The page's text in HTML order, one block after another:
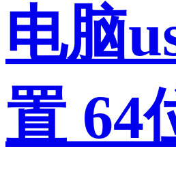
电脑
置 64